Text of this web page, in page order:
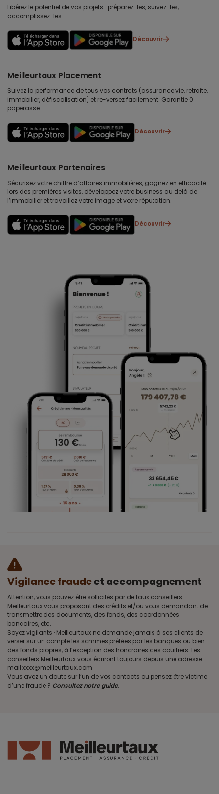
Libérez le potentiel de vos projets : préparez-les, suivez-les,
accomplissez-les.
Découvrir
Meilleurtaux Placement
Suivez la performance de tous vos contrats (assurance vie, retraite,
immobilier, défiscalisation) et re-versez facilement. Garantie 0
paperasse.
Découvrir
Meilleurtaux Partenaires
Sécurisez votre chiffre d’affaires immobilières, gagnez en efficacité
lors des premières visites, développez votre business au delà de
l’immobilier et travaillez votre image et votre réputation.
Découvrir
Vigilance fraudeet accompagnement
Attention, vous pouvez être sollicités par de faux conseillers
Meilleurtaux vous proposant des crédits et/ou vous demandant de
transmettre des documents, des fonds, des coordonnées
bancaires, etc.
Soyez vigilants · Meilleurtaux ne demande jamais à ses clients de
verser sur un compte les sommes prêtées par les banques ou bien
des fonds propres, à l’exception des honoraires des courtiers. Les
conseillers Meilleurtaux vous écriront toujours depuis une adresse
mail xxxx@meilleurtaux.com
Vous avez un doute sur l’un de vos contacts ou pensez être victime
d’une fraude ? Consultez notre guide.